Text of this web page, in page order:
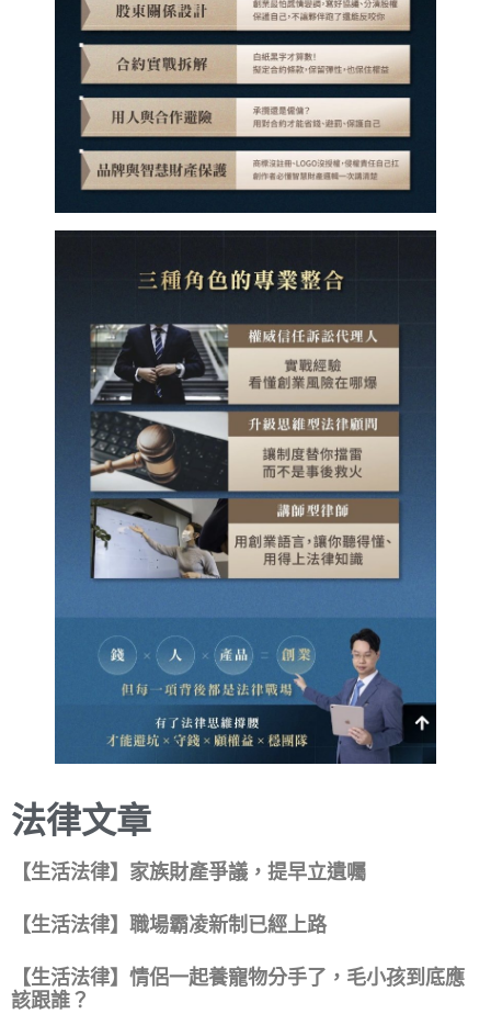
法律文章
【生活法律】家族財產爭議，提早立遺囑
【生活法律】職場霸凌新制已經上路
【生活法律】情侶一起養寵物分手了，毛小孩到底應
該跟誰？